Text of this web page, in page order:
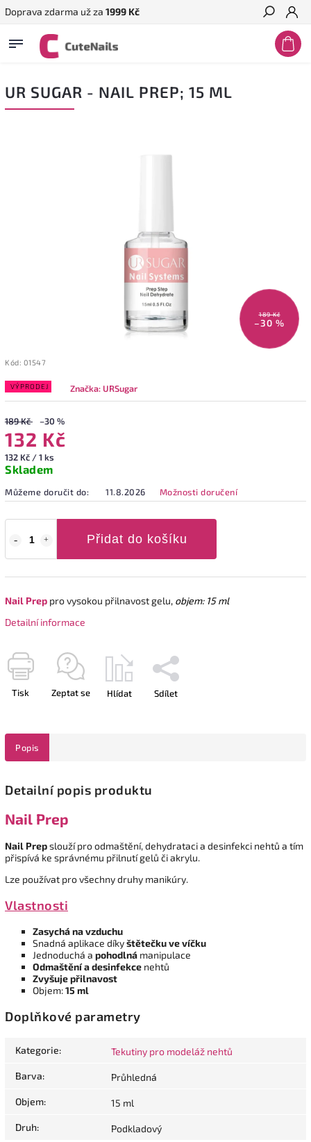
Doprava zdarma už za 1999 Kč
Hledat
UR SUGAR - NAIL PREP; 15 ML
189 Kč
–30 %
Kód: 01547
VÝPRODEJ Značka: URSugar
189 Kč –30 %
132 Kč
132 Kč / 1 ks
Skladem
Můžeme doručit do: 11.8.2026 Možnosti doručení
Přidat do košíku
Nail Prep pro vysokou přilnavost gelu, objem: 15 ml
Detailní informace
Tisk Zeptat se Hlídat Sdílet
Popis
Detailní popis produktu
Nail Prep
Nail Prepslouží pro odmaštění, dehydrataci a desinfekci nehtů a tím
přispívá ke správnému přilnutí gelů či akrylu.
Lze používat pro všechny druhy manikúry.
Vlastnosti
Zasychá na vzduchu
Snadná aplikace díkyštětečku ve víčku
Jednoduchá a pohodlná manipulace
Odmaštění a desinfekce nehtů
Zvyšuje přilnavost
Objem:15 ml
Doplňkové parametry
Kategorie: Tekutiny pro modeláž nehtů
Barva: Průhledná
Objem: 15 ml
Druh: Podkladový